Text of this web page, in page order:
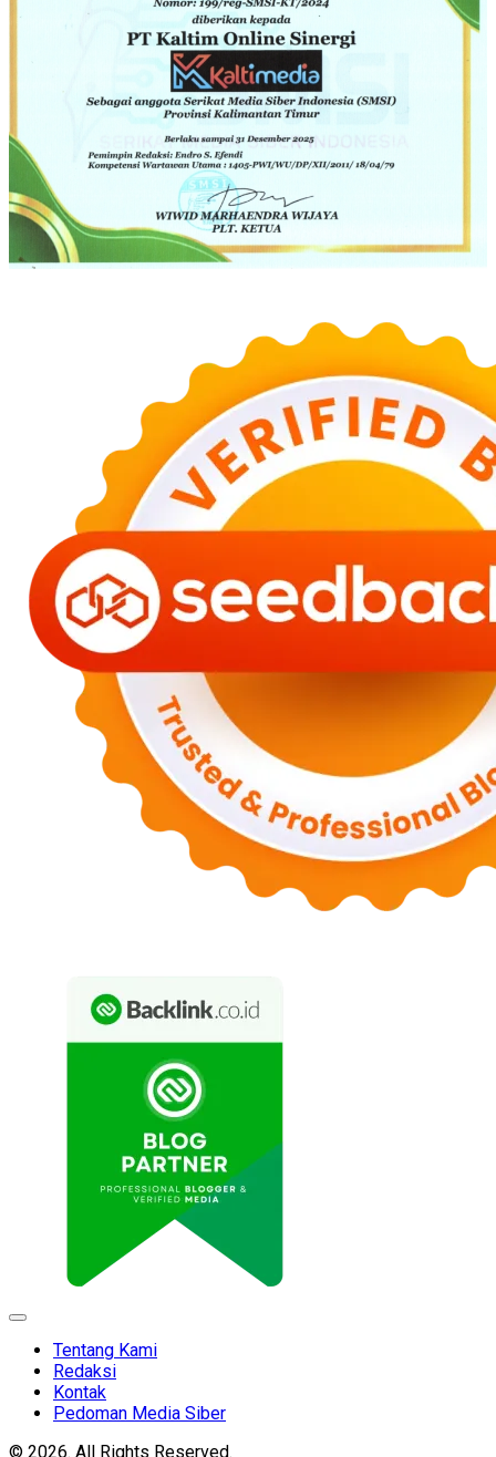
Expand
Tentang Kami
Redaksi
Kontak
Pedoman Media Siber
© 2026. All Rights Reserved.